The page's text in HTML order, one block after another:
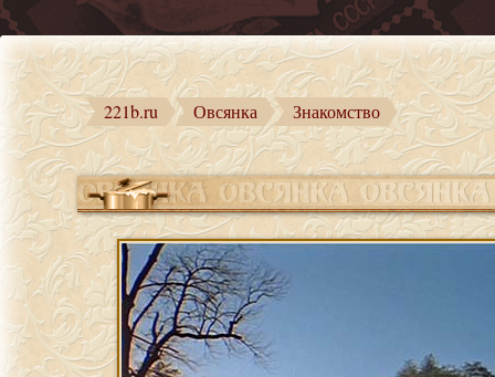
221b.ru Овсянка Знакомство